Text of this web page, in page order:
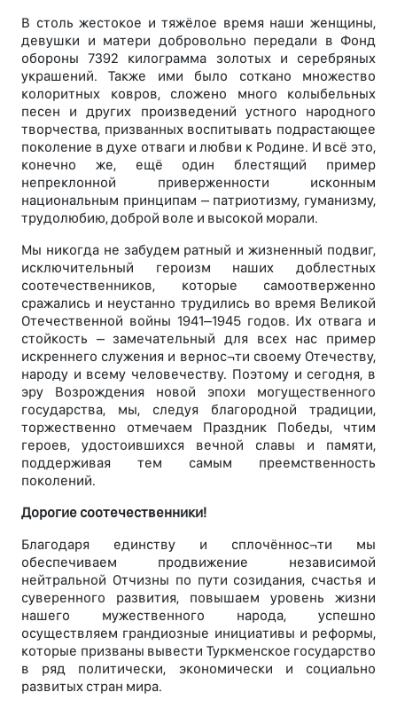
В столь жестокое и тяжёлое время наши женщины,
девушки и матери добровольно передали в Фонд
обороны 7392 килограмма золотых и серебряных
украшений. Также ими было соткано множество
колоритных ковров, сложено много колыбельных
песен и других произведений устного народного
творчества, призванных воспитывать подрастающее
поколение в духе отваги и любви к Родине. И всё это,
конечно же, ещё один блестящий пример
непреклонной приверженности исконным
национальным принципам – патриотизму, гуманизму,
трудолюбию, доброй воле и высокой морали.
Мы никогда не забудем ратный и жизненный подвиг,
исключительный героизм наших доблестных
соотечественников, которые самоотверженно
сражались и неустанно трудились во время Великой
Отечественной войны 1941–1945 годов. Их отвага и
стойкость – замечательный для всех нас пример
искреннего служения и вернос¬ти своему Отечеству,
народу и всему человечеству. Поэтому и сегодня, в
эру Возрождения новой эпохи могущественного
государства, мы, следуя благородной традиции,
торжественно отмечаем Праздник Победы, чтим
героев, удостоившихся вечной славы и памяти,
поддерживая тем самым преемственность
поколений.
Дорогие соотечественники!
Благодаря единству и сплочённос¬ти мы
обеспечиваем продвижение независимой
нейтральной Отчизны по пути созидания, счастья и
суверенного развития, повышаем уровень жизни
нашего мужественного народа, успешно
осуществляем грандиозные инициативы и реформы,
которые призваны вывести Туркменское государство
в ряд политически, экономически и социально
развитых стран мира.